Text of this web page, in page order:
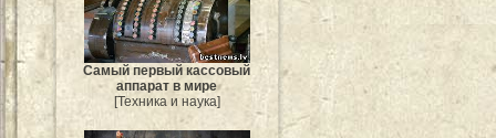
Самый первый кассовый
аппарат в мире
[Техника и наука]